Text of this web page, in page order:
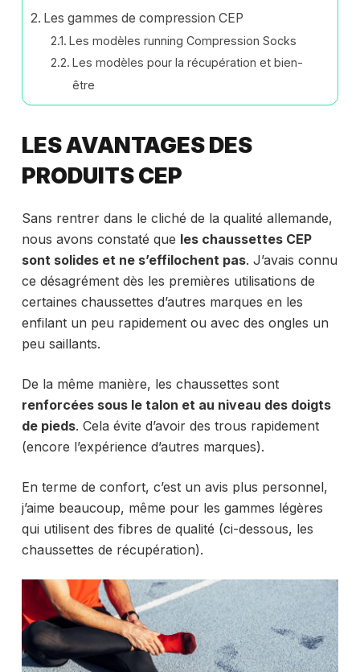
Les gammes de compression CEP
Les modèles running Compression Socks
Les modèles pour la récupération et bien-
être
LES AVANTAGES DES
PRODUITS CEP
Sans rentrer dans le cliché de la qualité allemande,
nous avons constaté que les chaussettes CEP
sont solides et ne s’effilochent pas. J’avais connu
ce désagrément dès les premières utilisations de
certaines chaussettes d’autres marques en les
enfilant un peu rapidement ou avec des ongles un
peu saillants.
De la même manière, les chaussettes sont
renforcées sous le talon et au niveau des doigts
de pieds. Cela évite d’avoir des trous rapidement
(encore l’expérience d’autres marques).
En terme de confort, c’est un avis plus personnel,
j’aime beaucoup, même pour les gammes légères
qui utilisent des fibres de qualité (ci-dessous, les
chaussettes de récupération).